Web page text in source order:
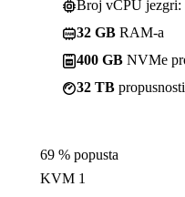
Broj vCPU jezgri:
32 GB RAM-a
400 GB NVMe
32 TB propusnosti
69 % popusta
KVM 1